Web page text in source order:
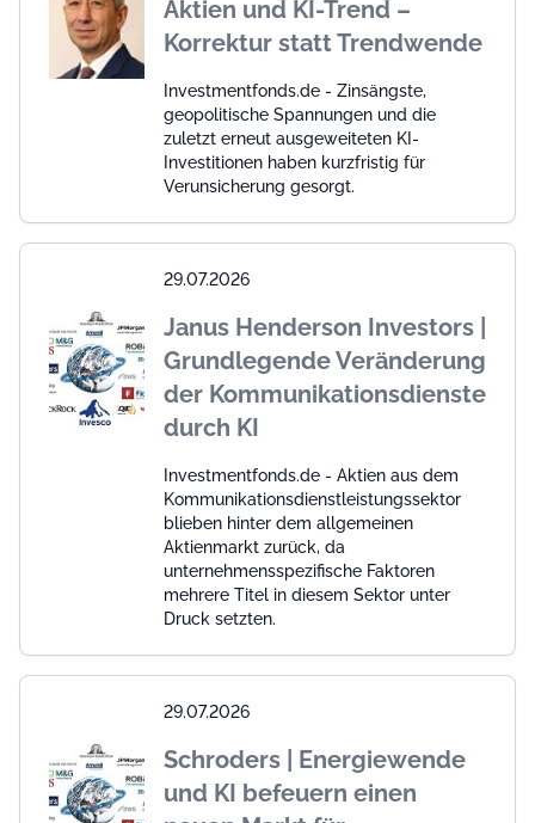
Aktien und KI-Trend –
Korrektur statt Trendwende
Investmentfonds.de - Zinsängste,
geopolitische Spannungen und die
zuletzt erneut ausgeweiteten KI-
Investitionen haben kurzfristig für
Verunsicherung gesorgt.
29.07.2026
Janus Henderson Investors |
Grundlegende Veränderung
der Kommunikationsdienste
durch KI
Investmentfonds.de - Aktien aus dem
Kommunikationsdienstleistungssektor
blieben hinter dem allgemeinen
Aktienmarkt zurück, da
unternehmensspezifische Faktoren
mehrere Titel in diesem Sektor unter
Druck setzten.
29.07.2026
Schroders | Energiewende
und KI befeuern einen